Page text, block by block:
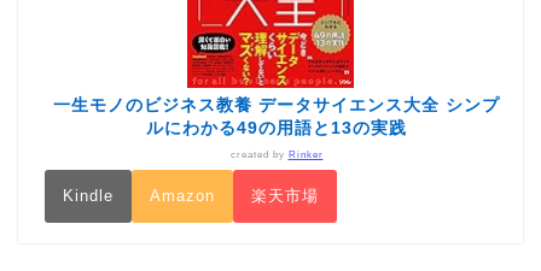
一生モノのビジネス教養 データサイエンス大全 シンプ
ルにわかる49の用語と13の実践
created by Rinker
Kindle Amazon 楽天市場